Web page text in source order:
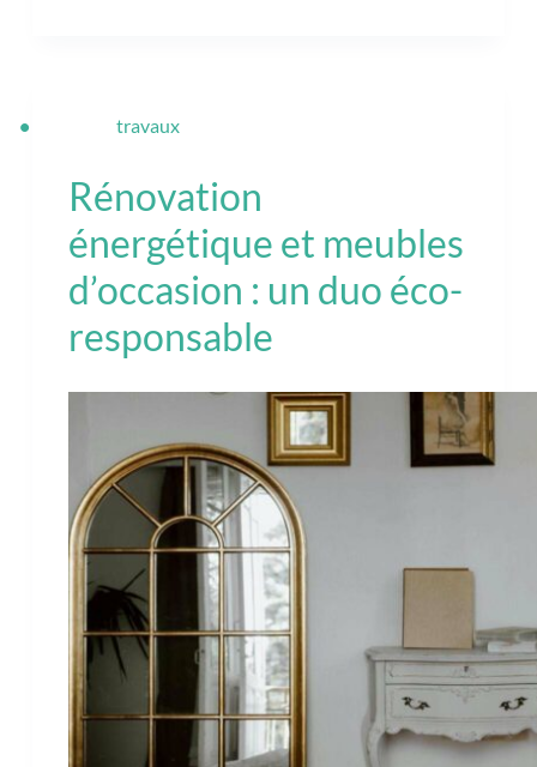
travaux
Rénovation
énergétique et meubles
d’occasion : un duo éco-
responsable